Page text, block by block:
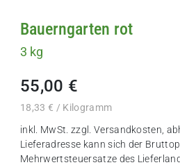
Bauerngarten rot
3 kg
55,00 €
18,33 € / Kilogramm
inkl. MwSt. zzgl. Versandkosten ,
Lieferadresse kann sich der
Mehrwertsteuersatze des